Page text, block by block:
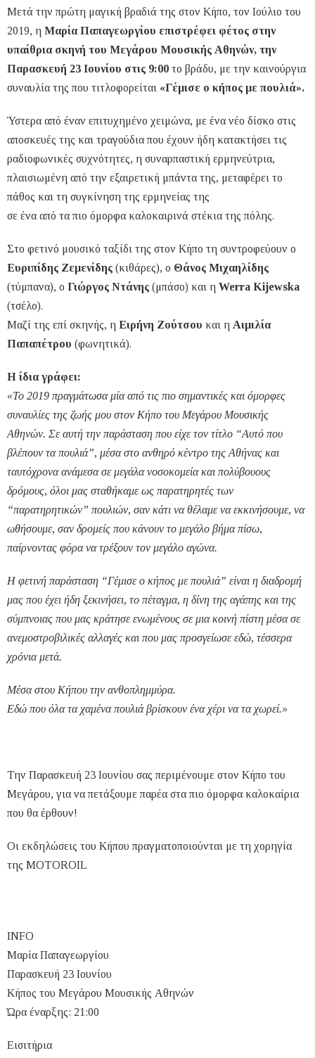
Μετά την πρώτη μαγική βραδιά της στον Κήπο, τον Ιούλιο του
2019, η Μαρία Παπαγεωργίου επιστρέφει φέτος στην
υπαίθρια σκηνή του Μεγάρου Μουσικής Αθηνών, την
Παρασκευή 23 Ιουνίου στις 9:00 το βράδυ, με την καινούργια
συναυλία της που τιτλοφορείται «Γέμισε ο κήπος με πουλιά».
Ύστερα από έναν επιτυχημένο χειμώνα, με ένα νέο δίσκο στις
αποσκευές της και τραγούδια που έχουν ήδη κατακτήσει τις
ραδιοφωνικές συχνότητες, η συναρπαστική ερμηνεύτρια,
πλαισιωμένη από την εξαιρετική μπάντα της, μεταφέρει το
πάθος και τη συγκίνηση της ερμηνείας της
σε ένα από τα πιο όμορφα καλοκαιρινά στέκια της πόλης.
Στο φετινό μουσικό ταξίδι της στον Κήπο τη συντροφεύουν ο
Ευριπίδης Ζεμενίδης (κιθάρες), ο Θάνος Μιχαηλίδης
(τύμπανα), ο Γιώργος Ντάνης (μπάσο) και η Werra Kijewska
(τσέλο).
Μαζί της επί σκηνής, η Ειρήνη Ζούτσου και η Αιμιλία
Παπαπέτρου (φωνητικά).
Η ίδια γράφει:
«Το 2019 πραγμάτωσα μία από τις πιο σημαντικές και όμορφες
συναυλίες της ζωής μου στον Κήπο του Μεγάρου Μουσικής
Αθηνών. Σε αυτή την παράσταση που είχε τον τίτλο “Αυτό που
βλέπουν τα πουλιά”, μέσα στο ανθηρό κέντρο της Αθήνας και
ταυτόχρονα ανάμεσα σε μεγάλα νοσοκομεία και πολύβουους
δρόμους, όλοι μας σταθήκαμε ως παρατηρητές των
“παρατηρητικών” πουλιών, σαν κάτι να θέλαμε να εκκινήσουμε, να
ωθήσουμε, σαν δρομείς που κάνουν το μεγάλο βήμα πίσω,
παίρνοντας φόρα να τρέξουν τον μεγάλο αγώνα.
Η φετινή παράσταση “Γέμισε ο κήπος με πουλιά” είναι η διαδρομή
μας που έχει ήδη ξεκινήσει, το πέταγμα, η δίνη της αγάπης και της
σύμπνοιας που μας κράτησε ενωμένους σε μια κοινή πίστη μέσα σε
ανεμοστροβιλικές αλλαγές και που μας προσγείωσε εδώ, τέσσερα
χρόνια μετά.
Μέσα στου Κήπου την ανθοπλημμύρα.
Εδώ που όλα τα χαμένα πουλιά βρίσκουν ένα χέρι να τα χωρεί.»
Την Παρασκευή 23 Ιουνίου σας περιμένουμε στον Κήπο του
Μεγάρου, για να πετάξουμε παρέα στα πιο όμορφα καλοκαίρια
που θα έρθουν!
Οι εκδηλώσεις του Κήπου πραγματοποιούνται με τη χορηγία
της MOTOROIL
INFO
Μαρία Παπαγεωργίου
Παρασκευή 23 Ιουνίου
Κήπος του Μεγάρου Μουσικής Αθηνών
Ώρα έναρξης: 21:00
Εισιτήρια